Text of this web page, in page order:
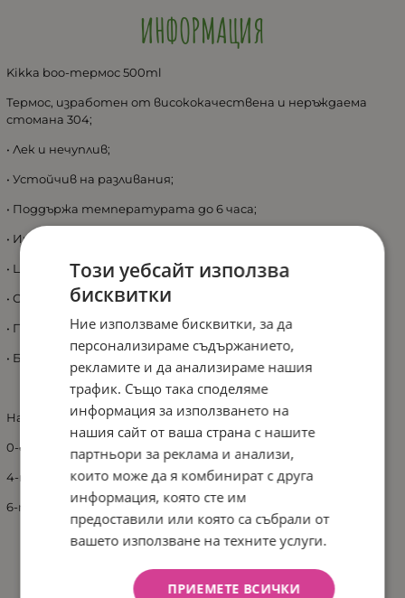
ИНФОРМАЦИЯ
Kikka boo-термос 500ml
Термос, изработен от висококачествена и неръждаема
стомана 304;
• Лек и нечуплив;
• Устойчив на разливания;
• Поддържа температурата до 6 часа;
• Интересен дизайн;
• Цедка за чай;
• Обем 500мл;
• Подходящ за деца 0+ месеца;
• Без BPA.
Намаляване на температурата:
0-ев - 100°С гореща вода;
4-ти час ~ 80-70°С;
6-ти час ~ 50-70°С.
Този уебсайт използва
бисквитки
Ние използваме бисквитки, за да
персонализираме съдържанието,
рекламите и да анализираме нашия
трафик. Също така споделяме
информация за използването на
нашия сайт от ваша страна с нашите
партньори за реклама и анализи,
които може да я комбинират с друга
информация, която сте им
предоставили или която са събрали от
вашето използване на техните услуги.
ПРИЕМЕТЕ ВСИЧКИ